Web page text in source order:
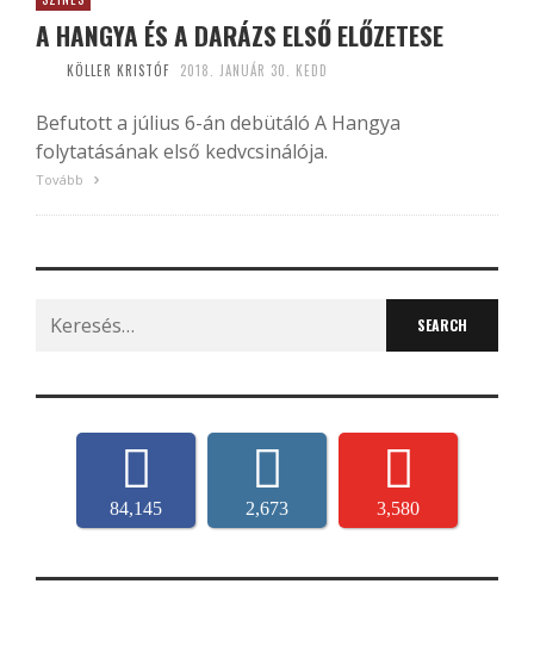
A HANGYA ÉS A DARÁZS ELSŐ ELŐZETESE
KÖLLER KRISTÓF 2018. JANUÁR 30. KEDD
Befutott a július 6-án debütáló A Hangya
folytatásának első kedvcsinálója.
Tovább
Search
for:
84,145 2,673 3,580